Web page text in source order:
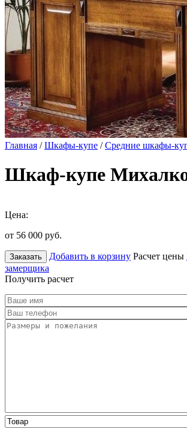
Главная /Шкафы-купе /Средние шкафы-
Шкаф-купе
Цена:
от 56 000 руб.
Заказать Добавить в корзину Расчет цены
замерщика
Получить расчет